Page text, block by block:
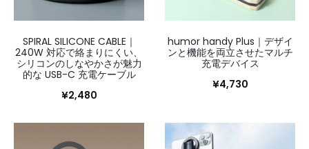
SPIRAL SILICONE CABLE｜
240W 対応で絡まりにくい、
シリコンのしなやかさが魅力
的な USB-C 充電ケーブル
¥2,480
humor handy Plus｜デザイ
ンと機能を両立させたマルチ
充電デバイス
¥4,730